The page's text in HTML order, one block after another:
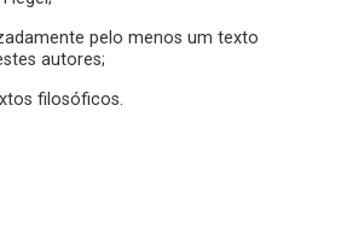
pelo menos um texto
autores;
filosóficos.